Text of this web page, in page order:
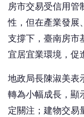
房市交易受信用管
性，但在產業發展
支撐下，臺南房市
宜居宜業環境，促
地政局長陳淑美表
轉為小幅成長，顯
定關注；建物交易